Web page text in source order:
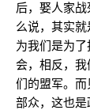
后，娶人家
么说，其实
为我们是为
会，相反，
们的盟军。
部众，这也是